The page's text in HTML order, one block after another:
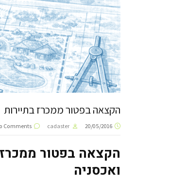
הקצאה בפטור ממכרז בתיירות
cadaster
הקצאה בפטור
ואכסניה